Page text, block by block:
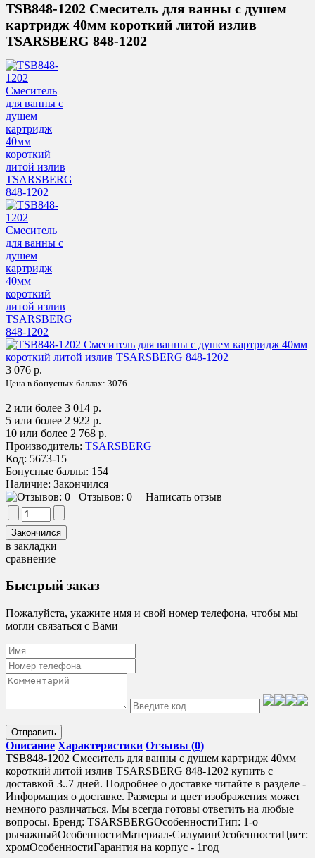
TSB848-1202 Смеситель для ванны с душем
картридж 40мм короткий литой излив
TSARSBERG 848-1202
3 076 р.
Цена в бонусных баллах: 3076
2 или более 3 014 р.
5 или более 2 922 р.
10 или более 2 768 р.
Производитель: TSARSBERG
Код: 5673-15
Бонусные баллы: 154
Наличие: Закончился
Отзывов: 0 | Написать отзыв
в закладки
сравнение
Быстрый заказ
Пожалуйста, укажите имя и свой номер телефона, чтобы мы
могли связаться с Вами
Отправить
Описание Характеристики Отзывы (0)
TSB848-1202 Смеситель для ванны с душем картридж 40мм
короткий литой излив TSARSBERG 848-1202 купить с
доставкой 3..7 дней. Подробнее о доставке читайте в разделе -
Информация о доставке. Размеры и цвет изображения может
немного различаться. Мы всегда готовы ответить на любые
вопросы. Бренд: TSARSBERGОсобенностиТип: 1-о
рычажныйОсобенностиМатериал-СилуминОсобенностиЦвет:
хромОсобенностиГарантия на корпус - 1год